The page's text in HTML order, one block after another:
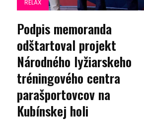
RELAX
Podpis memoranda
odštartoval projekt
Národného lyžiarskeho
tréningového centra
parašportovcov na
Kubínskej holi